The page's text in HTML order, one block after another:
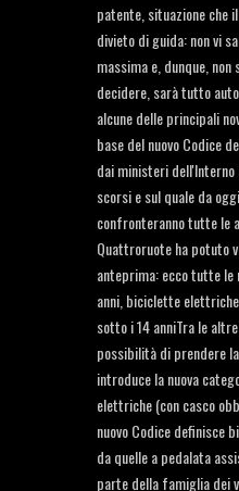
patente, situazione che
divieto di guida: non vi
massima e, dunque,
decidere, sarà tutto
alcune delle principali
base del nuovo Codice
dai ministeri
scorsi e sul quale da
confronteranno tutte le
Quattroruote ha potuto
anteprima: ecco tutte le
anni, biciclette
sotto i 14 anniTra le
possibilità di prendere
introduce la nuova
elettriche (con casco
nuovo Codice definisce
da quelle a pedalata
parte della famiglia dei